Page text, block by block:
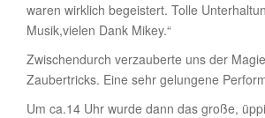
waren wirklich begeistert. Tolle
Musik,vielen Dank Mikey.“
Zwischendurch verzauberte uns der
Zaubertricks. Eine sehr gelungene
Um ca.14 Uhr wurde dann das große,